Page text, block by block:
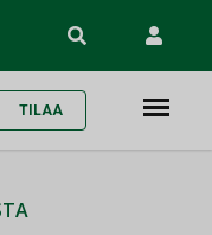
TILAA